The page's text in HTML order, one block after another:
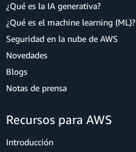
¿Qué es la IA generativa?
¿Qué es el machine learning (ML)?
Seguridad en la nube de AWS
Novedades
Blogs
Notas de prensa
Recursos para AWS
Introducción